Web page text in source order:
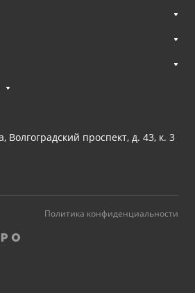
Волгоградский проспект, д. 43, к. 3
Политика конфиденциальности